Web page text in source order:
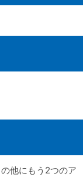
の他にもう2つのア